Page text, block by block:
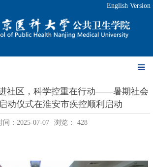
English Version
社区，科学控重在行动——暑期社会
动仪式在淮安市疾控顺利启动
间：2025-07-07 浏览： 428